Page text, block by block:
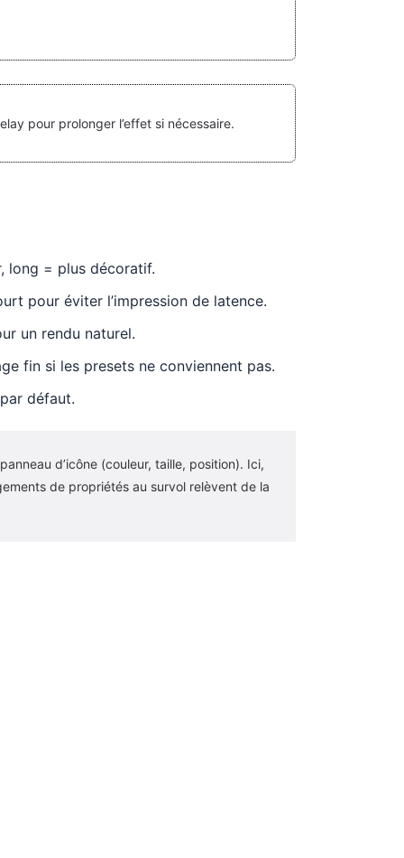
pour prolonger l’effet si nécessaire.
long = plus décoratif.
pour éviter l’impression de latence.
un rendu naturel.
fin si les presets ne conviennent pas.
défaut.
d’icône (couleur, taille, position). Ici,
de propriétés au survol relèvent de la